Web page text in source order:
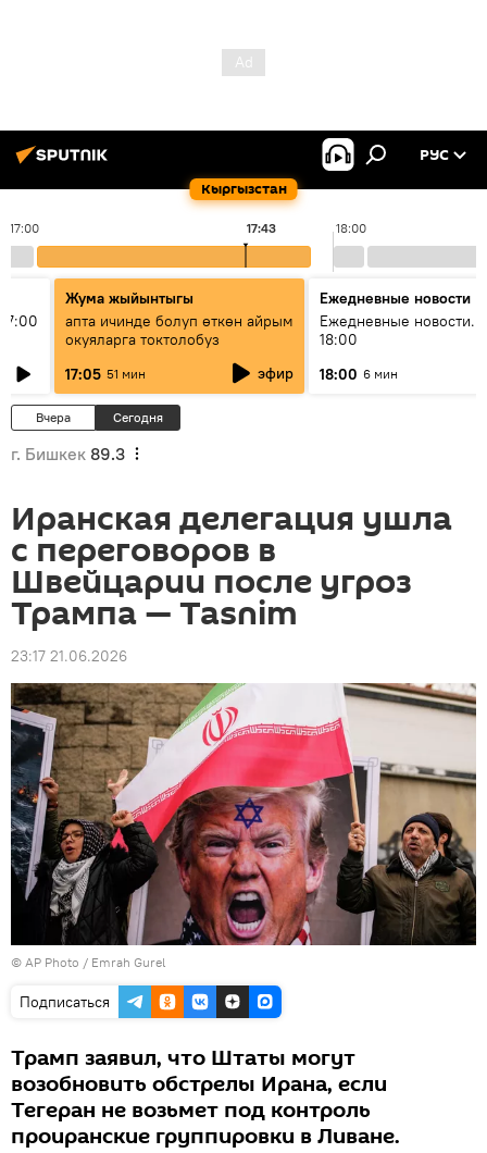
Кыргызстан
РУС
17:00 18:00
17:43
Жума жыйынтыгы
апта ичинде болуп өткөн айрым
окуяларга токтолобуз
17:05 51 мин эфир
Ежедневные новости
Ежедневные новости.
18:00
18:00 6 мин
Вчера Сегодня
г. Бишкек 89.3
Иранская делегация ушла
с переговоров в
Швейцарии после угроз
Трампа — Tasnim
23:17 21.06.2026
© AP Photo / Emrah Gurel
Подписаться
Трамп заявил, что Штаты могут
возобновить обстрелы Ирана, если
Тегеран не возьмет под контроль
проиранские группировки в Ливане.